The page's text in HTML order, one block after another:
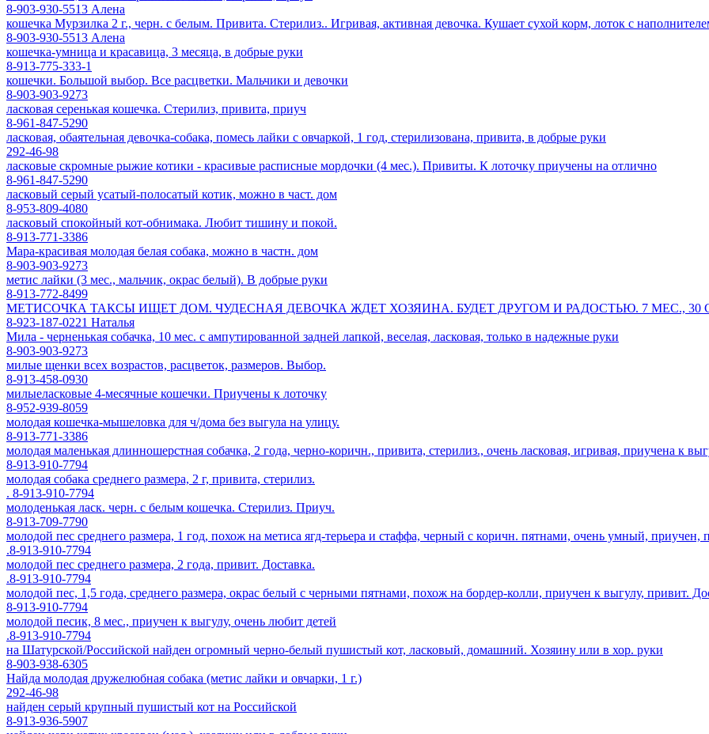
8-903-930-5513 Алена
кошечка Мурзилка 2 г., черн. с белым. Привита. Стерилиз.. Игривая, активная девочка. Кушает сухой корм, лоток с
8-903-930-5513 Алена
кошечка-умница и красавица, 3 месяца, в добрые руки
8-913-775-333-1
кошечки. Большой выбор. Все расцветки. Мальчики и девочки
8-903-903-9273
ласковая серенькая кошечка. Стерилиз, привита, приуч
8-961-847-5290
ласковая, обаятельная девочка-собака, помесь лайки с овчаркой, 1 год, стерилизована, привита, в добрые руки
292-46-98
ласковые скромные рыжие котики - красивые расписные мордочки (4 мес.). Привиты. К лоточку приучены на отлично
8-961-847-5290
ласковый серый усатый-полосатый котик, можно в част. дом
8-953-809-4080
ласковый спокойный кот-обнимака. Любит тишину и покой.
8-913-771-3386
Мара-красивая молодая белая собака, можно в частн. дом
8-903-903-9273
метис лайки (3 мес., мальчик, окрас белый). В добрые руки
8-913-772-8499
МЕТИСОЧКА ТАКСЫ ИЩЕТ ДОМ. ЧУДЕСНАЯ ДЕВОЧКА ЖДЕТ ХОЗЯИНА. БУДЕТ ДРУГОМ И РАДОСТЬЮ. 7 МЕС., 30
8-923-187-0221 Наталья
Мила - черненькая собачка, 10 мес. с ампутированной задней лапкой, веселая, ласковая, только в надежные руки
8-903-903-9273
милые щенки всех возрастов, расцветок, размеров. Выбор.
8-913-458-0930
милыеласковые 4-месячные кошечки. Приучены к лоточку
8-952-939-8059
молодая кошечка-мышеловка для ч/дома без выгула на улицу.
8-913-771-3386
молодая маленькая длинношерстная собачка, 2 года, черно-коричн., привита, стерилиз., очень ласковая, игривая, приучена к
8-913-910-7794
молодая собака среднего размера, 2 г, привита, стерилиз.
. 8-913-910-7794
молоденькая ласк. черн. с белым кошечка. Стерилиз. Приуч.
8-913-709-7790
молодой пес среднего размера, 1 год, похож на метиса ягд-терьера и стаффа, черный с коричн. пятнами, очень умный, приучен,
.8-913-910-7794
молодой пес среднего размера, 2 года, привит. Доставка.
.8-913-910-7794
молодой пес, 1,5 года, среднего размера, окрас белый с черными пятнами, похож на бордер-колли, приучен к выгулу, привит.
8-913-910-7794
молодой песик, 8 мес., приучен к выгулу, очень любит детей
.8-913-910-7794
на Шатурской/Российской найден огромный черно-белый пушистый кот, ласковый, домашний. Хозяину или в хор. руки
8-903-938-6305
Найда молодая дружелюбная собака (метис лайки и овчарки, 1 г.)
292-46-98
найден серый крупный пушистый кот на Российской
8-913-936-5907